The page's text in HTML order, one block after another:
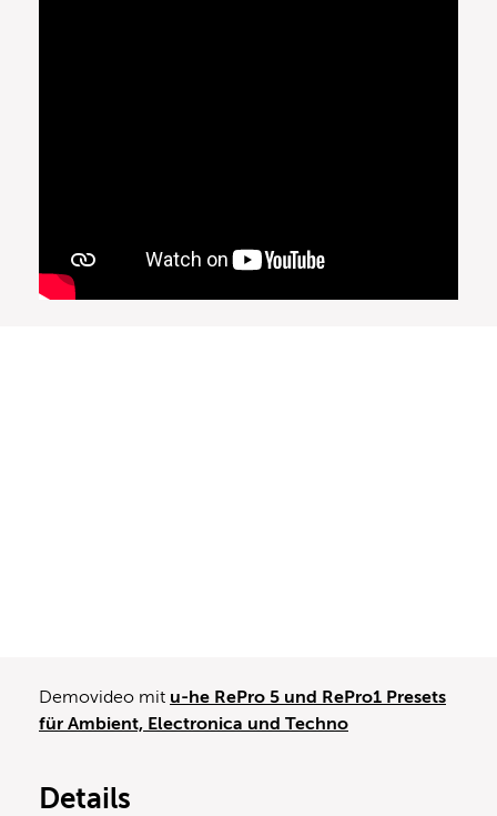
Demovideo mit u-he RePro 5 und RePro1 Presets
für Ambient, Electronica und Techno
Details